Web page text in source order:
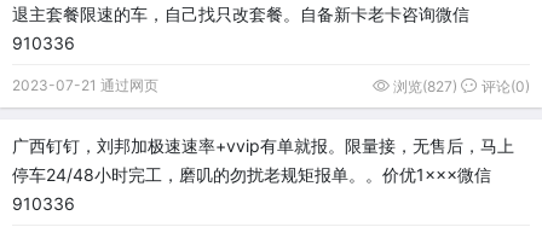
退主套餐限速的车，自己找只改套餐。自备新卡老卡咨询微信
910336
2023-07-21 通过网页 浏览(827) 评论(0)
广‮钉钉西‬，刘邦加极速速率+v‮iv‬p有单就报。限量接，无售后，马上
停车24/48小时完工，磨叽的勿扰老规矩报单。。价优1×××微信
910336